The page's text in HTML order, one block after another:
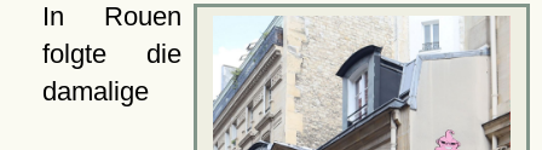
In Rouen
folgte die
damalige